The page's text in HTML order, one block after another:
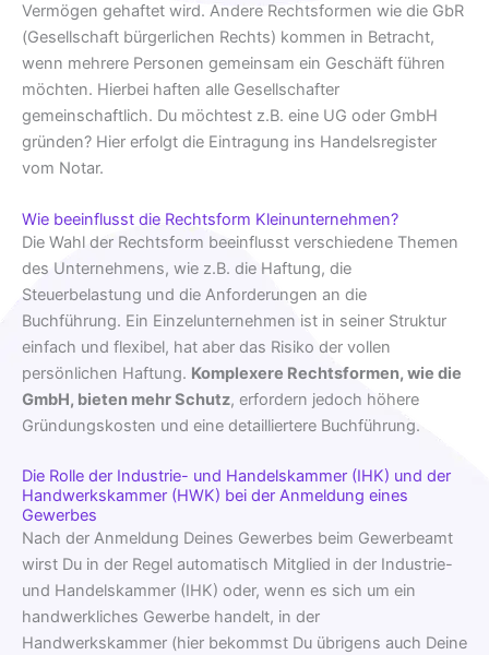
Vermögen gehaftet wird. Andere Rechtsformen wie die GbR
(Gesellschaft bürgerlichen Rechts) kommen in Betracht,
wenn mehrere Personen gemeinsam ein Geschäft führen
möchten. Hierbei haften alle Gesellschafter
gemeinschaftlich. Du möchtest z.B. eine UG oder GmbH
gründen? Hier erfolgt die Eintragung ins Handelsregister
vom Notar.
Wie beeinflusst die Rechtsform Kleinunternehmen?
Die Wahl der Rechtsform beeinflusst verschiedene Themen
des Unternehmens, wie z.B. die Haftung, die
Steuerbelastung und die Anforderungen an die
Buchführung. Ein Einzelunternehmen ist in seiner Struktur
einfach und flexibel, hat aber das Risiko der vollen
persönlichen Haftung. Komplexere Rechtsformen, wie die
GmbH, bieten mehr Schutz, erfordern jedoch höhere
Gründungskosten und eine detailliertere Buchführung.
Die Rolle der Industrie- und Handelskammer (IHK) und der
Handwerkskammer (HWK) bei der Anmeldung eines
Gewerbes
Nach der Anmeldung Deines Gewerbes beim Gewerbeamt
wirst Du in der Regel automatisch Mitglied in der Industrie-
und Handelskammer (IHK) oder, wenn es sich um ein
handwerkliches Gewerbe handelt, in der
Handwerkskammer (hier bekommst Du übrigens auch Deine